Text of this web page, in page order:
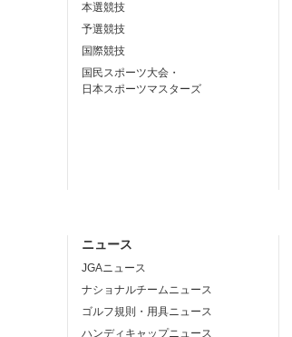
本選競技
予選競技
国際競技
国民スポーツ大会・
日本スポーツマスターズ
ニュース
JGAニュース
ナショナルチームニュース
ゴルフ規則・用具ニュース
ハンディキャップニュース